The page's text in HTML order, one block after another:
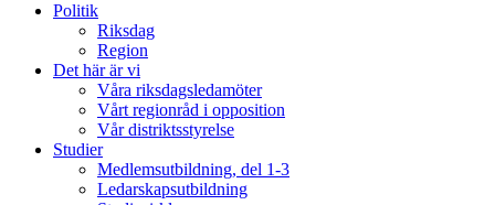
Politik
Riksdag
Region
Det här är vi
Våra riksdagsledamöter
Vårt regionråd i opposition
Vår distriktsstyrelse
Studier
Medlemsutbildning, del 1-3
Ledarskapsutbildning